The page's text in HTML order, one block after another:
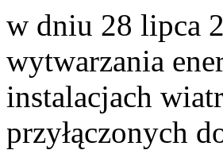
w dniu 28 lipca
wytwarzania
instalacjach
przyłączonych